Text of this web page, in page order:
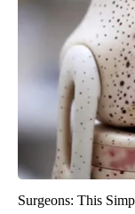
Surgeons: This